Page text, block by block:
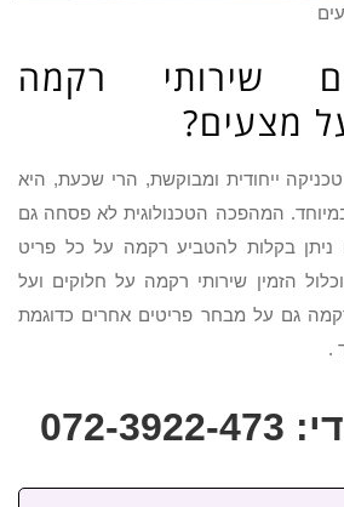
שירותי רקמה
מצעים?
ייחודית ומבוקשת, הרי שכעת, היא
המהפכה הטכנולוגית לא פסחה גם
ניתן בקלות להטביע רקמה על כל פריט
הזמין שירותי רקמה על חלוקים ועל
רקמה גם על מבחר פריטים אחרים כדוגמת
.
473